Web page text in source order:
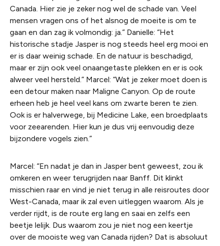
Canada. Hier zie je zeker nog wel de schade van. Veel
mensen vragen ons of het alsnog de moeite is om te
gaan en dan zag ik volmondig: ja.” Danielle: “Het
historische stadje Jasper is nog steeds heel erg mooi en
er is daar weinig schade. En de natuur is beschadigd,
maar er zijn ook veel onaangetaste plekken en er is ook
alweer veel hersteld.” Marcel: “Wat je zeker moet doen is
een detour maken naar Maligne Canyon. Op de route
erheen heb je heel veel kans om zwarte beren te zien.
Ook is er halverwege, bij Medicine Lake, een broedplaats
voor zeearenden. Hier kun je dus vrij eenvoudig deze
bijzondere vogels zien.”
Marcel: “En nadat je dan in Jasper bent geweest, zou ik
omkeren en weer terugrijden naar Banff. Dit klinkt
misschien raar en vind je niet terug in alle reisroutes door
West-Canada, maar ik zal even uitleggen waarom. Als je
verder rijdt, is de route erg lang en saai en zelfs een
beetje lelijk. Dus waarom zou je niet nog een keertje
over de mooiste weg van Canada rijden? Dat is absoluut